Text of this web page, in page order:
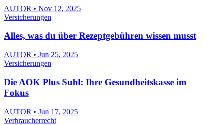
AUTOR • Nov 12, 2025
Versicherungen
Alles, was du über Rezeptgebühren wissen musst
AUTOR • Jun 25, 2025
Versicherungen
Die AOK Plus Suhl: Ihre Gesundheitskasse im
Fokus
AUTOR • Jun 17, 2025
Verbraucherrecht